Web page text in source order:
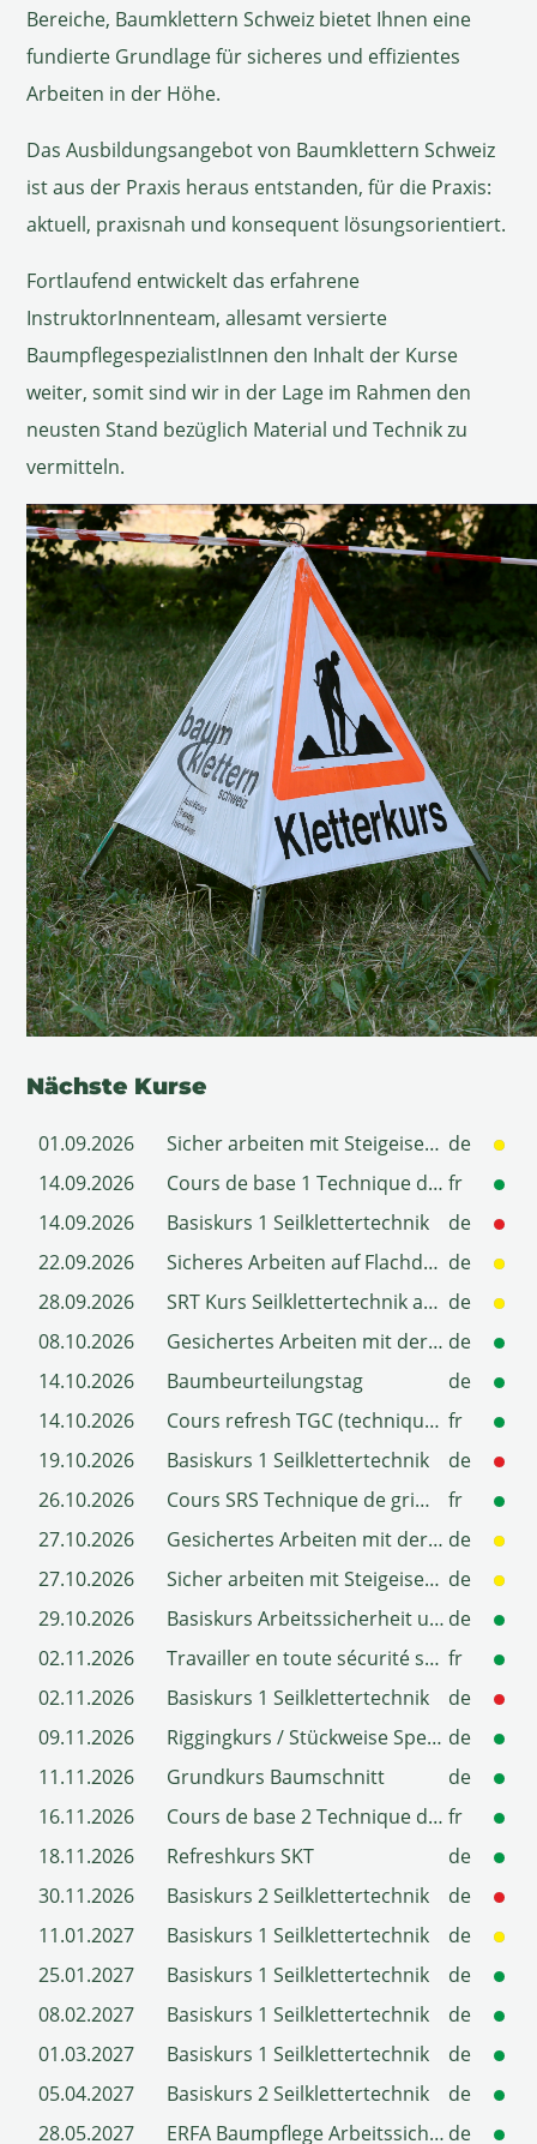
Bereiche, Baumklettern Schweiz bietet Ihnen eine
fundierte Grundlage für sicheres und effizientes
Arbeiten in der Höhe.
Das Ausbildungsangebot von Baumklettern Schweiz
ist aus der Praxis heraus entstanden, für die Praxis:
aktuell, praxisnah und konsequent lösungsorientiert.
Fortlaufend entwickelt das erfahrene
InstruktorInnenteam, allesamt versierte
BaumpflegespezialistInnen den Inhalt der Kurse
weiter, somit sind wir in der Lage im Rahmen den
neusten Stand bezüglich Material und Technik zu
vermitteln.
Nächste Kurse
01.09.2026 Sicher arbeiten mit Steigeisen SKT de
14.09.2026
Cours de base 1 Technique de grimpe sur corde fr
14.09.2026
Basiskurs 1 Seilklettertechnik
de
22.09.2026
Sicheres Arbeiten auf Flachdächern de
28.09.2026
SRT Kurs Seilklettertechnik am stehenden Seil de
08.10.2026
Gesichertes Arbeiten mit der Leiter an Bäumen de
14.10.2026
Baumbeurteilungstag
de
14.10.2026
Cours refresh TGC (technique de grimpe sur corde) fr
19.10.2026
Basiskurs 1 Seilklettertechnik
de
26.10.2026
Cours SRS Technique de grimpe avec système de corde stationnaire
fr
27.10.2026
Gesichertes Arbeiten mit der Leiter an Bäumen de
27.10.2026
Sicher arbeiten mit Steigeisen SKT de
29.10.2026
Basiskurs Arbeitssicherheit und Gesundheitsschutz JardinTOP (BP-Q2) de
02.11.2026
Travailler en toute sécurité sur les petits arbres avec échelle d'accès fr
02.11.2026
Basiskurs 1 Seilklettertechnik
de
09.11.2026
Riggingkurs / Stückweise Spezialfällung de
11.11.2026
Grundkurs Baumschnitt
de
16.11.2026
Cours de base 2 Technique de grimpe sur corde fr
18.11.2026
Refreshkurs SKT
de
30.11.2026
Basiskurs 2 Seilklettertechnik
de
11.01.2027
Basiskurs 1 Seilklettertechnik
de
25.01.2027
Basiskurs 1 Seilklettertechnik
de
08.02.2027
Basiskurs 1 Seilklettertechnik
de
01.03.2027
Basiskurs 1 Seilklettertechnik
de
05.04.2027
Basiskurs 2 Seilklettertechnik
de
28.05.2027
ERFA Baumpflege Arbeitssicherheit de